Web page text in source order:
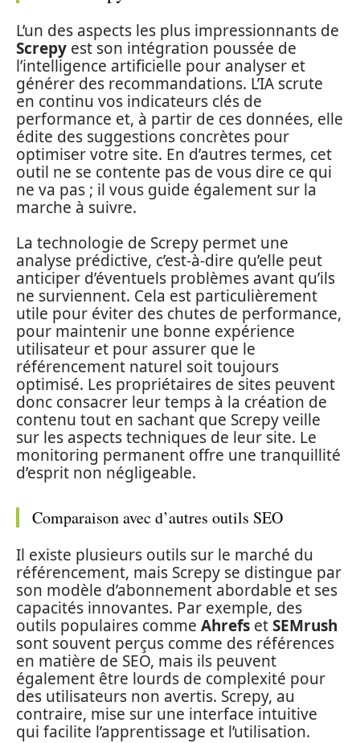
L’un des aspects les plus impressionnants de
Screpy est son intégration poussée de
l’intelligence artificielle pour analyser et
générer des recommandations. L’IA scrute
en continu vos indicateurs clés de
performance et, à partir de ces données, elle
édite des suggestions concrètes pour
optimiser votre site. En d’autres termes, cet
outil ne se contente pas de vous dire ce qui
ne va pas ; il vous guide également sur la
marche à suivre.
La technologie de Screpy permet une
analyse prédictive, c’est-à-dire qu’elle peut
anticiper d’éventuels problèmes avant qu’ils
ne surviennent. Cela est particulièrement
utile pour éviter des chutes de performance,
pour maintenir une bonne expérience
utilisateur et pour assurer que le
référencement naturel soit toujours
optimisé. Les propriétaires de sites peuvent
donc consacrer leur temps à la création de
contenu tout en sachant que Screpy veille
sur les aspects techniques de leur site. Le
monitoring permanent offre une tranquillité
d’esprit non négligeable.
Comparaison avec d’autres outils SEO
Il existe plusieurs outils sur le marché du
référencement, mais Screpy se distingue par
son modèle d’abonnement abordable et ses
capacités innovantes. Par exemple, des
outils populaires comme Ahrefs etSEMrush
sont souvent perçus comme des références
en matière de SEO, mais ils peuvent
également être lourds de complexité pour
des utilisateurs non avertis. Screpy, au
contraire, mise sur une interface intuitive
qui facilite l’apprentissage et l’utilisation.